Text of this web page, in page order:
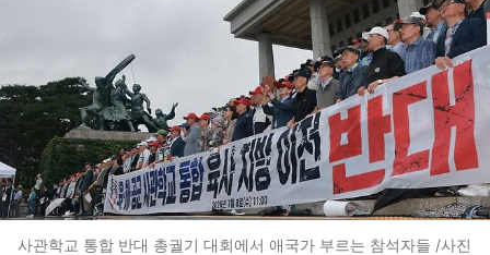
사관학교 통합 반대 총궐기 대회에서 애국가 부르는 참석자들 /사진